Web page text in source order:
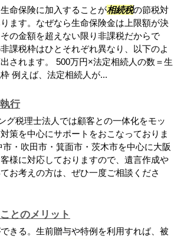
命保険に加入することが相続税の節税対
ます。なぜなら生命保険金は上限額が決
の金額を超えない限り非課税だからで
課税枠はひとそれぞれ異なり、以下のよ
されます。 500万円×法定相続人の数＝生
例えば、法定相続人が...
行
グ税理士法人では顧客との一体化をモッ
策を中心にサポートをおこなっておりま
・吹田市・箕面市・茨木市を中心に大阪
様に対応しておりますので、遺言作成や
お考えの方は、ぜひ一度ご相談くださ
とのメリット
きる。生前贈与や特例を利用すれば、被